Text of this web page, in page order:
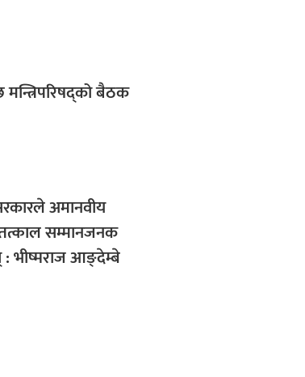
बैठक
अमानवीय
तत्काल सम्मानजनक
: भीष्मराज आङ्देम्बे